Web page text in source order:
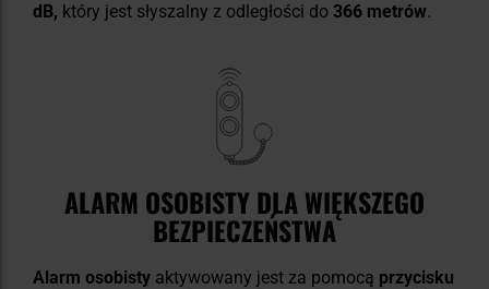
dB, który jest słyszalny z odległości do 366 metrów.
ALARM OSOBISTY DLA WIĘKSZEGO
BEZPIECZEŃSTWA
Alarm osobisty aktywowany jest za pomocą przycisku